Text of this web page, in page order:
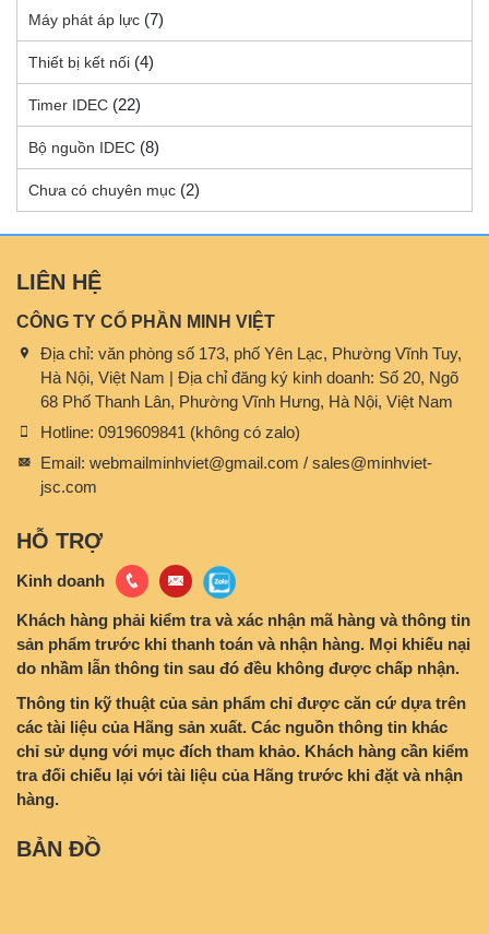
Máy phát áp lực (7)
Thiết bị kết nối (4)
Timer IDEC (22)
Bộ nguồn IDEC (8)
Chưa có chuyên mục (2)
LIÊN HỆ
CÔNG TY CỔ PHẦN MINH VIỆT
Địa chỉ: văn phòng số 173, phố Yên Lạc, Phường Vĩnh Tuy,
Hà Nội, Việt Nam | Địa chỉ đăng ký kinh doanh: Số 20, Ngõ
68 Phố Thanh Lân, Phường Vĩnh Hưng, Hà Nội, Việt Nam
Hotline: 0919609841 (không có zalo)
Email: webmailminhviet@gmail.com / sales@minhviet-
jsc.com
HỖ TRỢ
Kinh doanh
Khách hàng phải kiểm tra và xác nhận mã hàng và thông tin
sản phẩm trước khi thanh toán và nhận hàng. Mọi khiếu nại
do nhầm lẫn thông tin sau đó đều không được chấp nhận.
Thông tin kỹ thuật của sản phẩm chỉ được căn cứ dựa trên
các tài liệu của Hãng sản xuất. Các nguồn thông tin khác
chỉ sử dụng với mục đích tham khảo. Khách hàng cần kiểm
tra đối chiếu lại với tài liệu của Hãng trước khi đặt và nhận
hàng.
BẢN ĐỒ